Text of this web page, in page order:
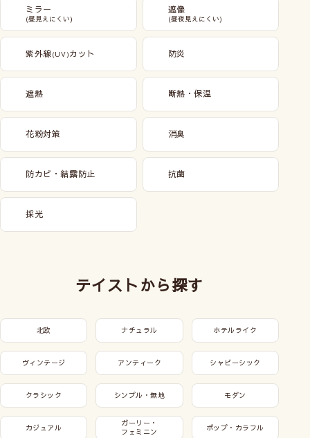
ミラー
(昼見えにくい)
遮像
(昼夜見えにくい)
紫外線(UV)カット 防炎
遮熱 断熱・保温
花粉対策 消臭
防カビ・結露防止 抗菌
採光
テイストから探す
北欧 ナチュラル ホテルライク
ヴィンテージ アンティーク シャビーシック
クラシック シンプル・無地 モダン
カジュアル
ガーリー・
フェミニン
ポップ・カラフル